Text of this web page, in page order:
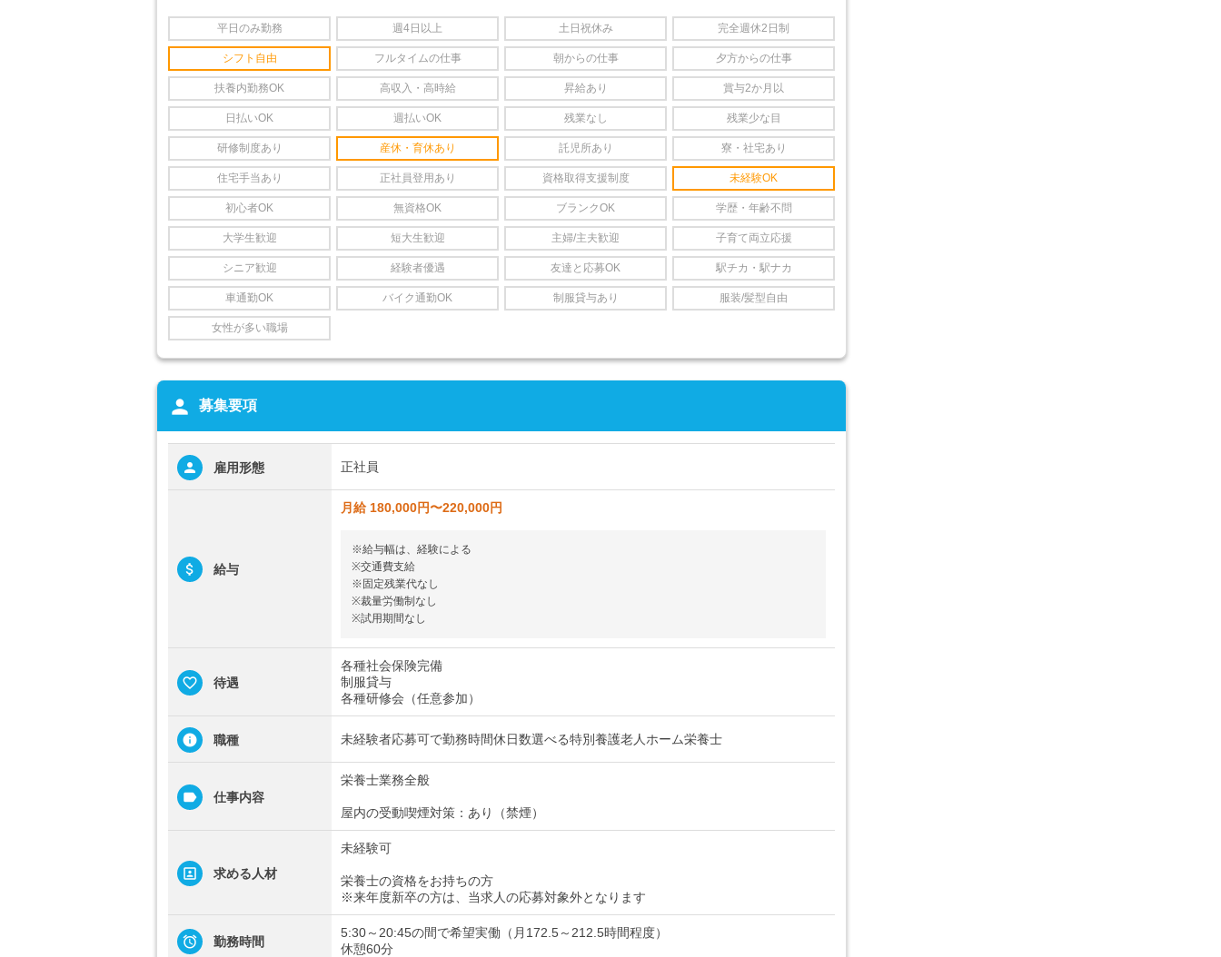
平日のみ勤務 週4日以上 土日祝休み 完全週休2日制
シフト自由 フルタイムの仕事 朝からの仕事 夕方からの仕事
扶養内勤務OK 高収入・高時給 昇給あり 賞与2か月以
日払いOK 週払いOK 残業なし 残業少な目
研修制度あり 産休・育休あり 託児所あり 寮・社宅あり
住宅手当あり 正社員登用あり 資格取得支援制度 未経験OK
初心者OK 無資格OK ブランクOK 学歴・年齢不問
大学生歓迎 短大生歓迎 主婦/主夫歓迎 子育て両立応援
シニア歓迎 経験者優遇 友達と応募OK 駅チカ・駅ナカ
車通勤OK バイク通勤OK 制服貸与あり 服装/髪型自由
女性が多い職場
person 募集要項
雇用形態 正社員
給与
月給 180,000円〜220,000円
※給与幅は、経験による
※交通費支給
※固定残業代なし
※裁量労働制なし
※試用期間なし
待遇
各種社会保険完備
制服貸与
各種研修会（任意参加）
職種 未経験者応募可で勤務時間休日数選べる特別養護老人ホーム栄養士
仕事内容
栄養士業務全般
屋内の受動喫煙対策：あり（禁煙）
求める人材
未経験可
栄養士の資格をお持ちの方
※来年度新卒の方は、当求人の応募対象外となります
勤務時間
5:30～20:45の間で希望実働（月172.5～212.5時間程度）
休憩60分